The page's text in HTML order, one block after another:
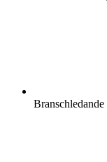
Branschledande